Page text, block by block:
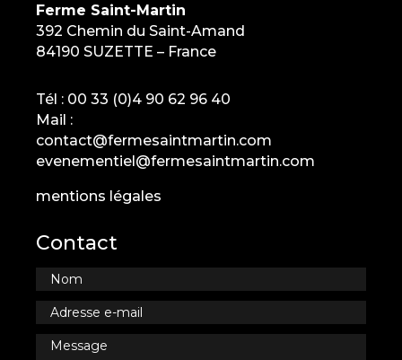
Ferme Saint-Martin
392 Chemin du Saint-Amand
84190 SUZETTE – France
Tél : 00 33 (0)4 90 62 96 40
Mail :
contact@fermesaintmartin.com
evenementiel@fermesaintmartin.com
mentions légales
Contact